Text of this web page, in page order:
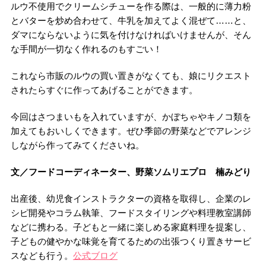
ルウ不使用でクリームシチューを作る際は、一般的に薄力粉
とバターを炒め合わせて、牛乳を加えてよく混ぜて……と、
ダマにならないように気を付けなければいけませんが、そん
な手間が一切なく作れるのもすごい！
これなら市販のルウの買い置きがなくても、娘にリクエスト
されたらすぐに作ってあげることができます。
今回はさつまいもを入れていますが、かぼちゃやキノコ類を
加えてもおいしくできます。ぜひ季節の野菜などでアレンジ
しながら作ってみてくださいね。
文／フードコーディネーター、野菜ソムリエプロ 楠みどり
出産後、幼児食インストラクターの資格を取得し、企業のレ
シピ開発やコラム執筆、フードスタイリングや料理教室講師
などに携わる。子どもと一緒に楽しめる家庭料理を提案し、
子どもの健やかな味覚を育てるための出張つくり置きサービ
スなども行う。 公式ブログ